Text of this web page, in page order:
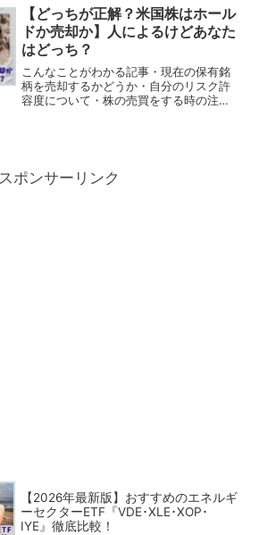
やデッドクロスを知ることでお得に資産
形成をよしよう！
【どっちが正解？米国株はホール
ドか売却か】人によるけどあなた
はどっち？
こんなことがわかる記事・現在の保有銘
柄を売却するかどうか・自分のリスク許
容度について・株の売買をする時の注意
スポンサーリンク
【2026年最新版】おすすめのエネルギ
ーセクターETF『VDE･XLE･XOP･
IYE』徹底比較！